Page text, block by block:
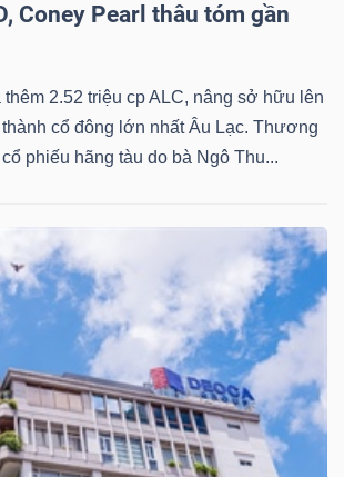
Coney Pearl thâu tóm gần
2.52 triệu cp ALC, nâng sở hữu lên
cổ đông lớn nhất Âu Lạc. Thương
phiếu hãng tàu do bà Ngô Thu...